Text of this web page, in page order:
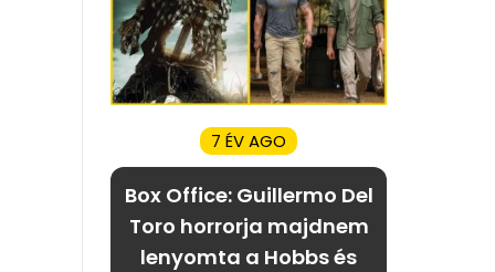
7 ÉV AGO
Box Office: Guillermo Del
Toro horrorja majdnem
lenyomta a Hobbs és